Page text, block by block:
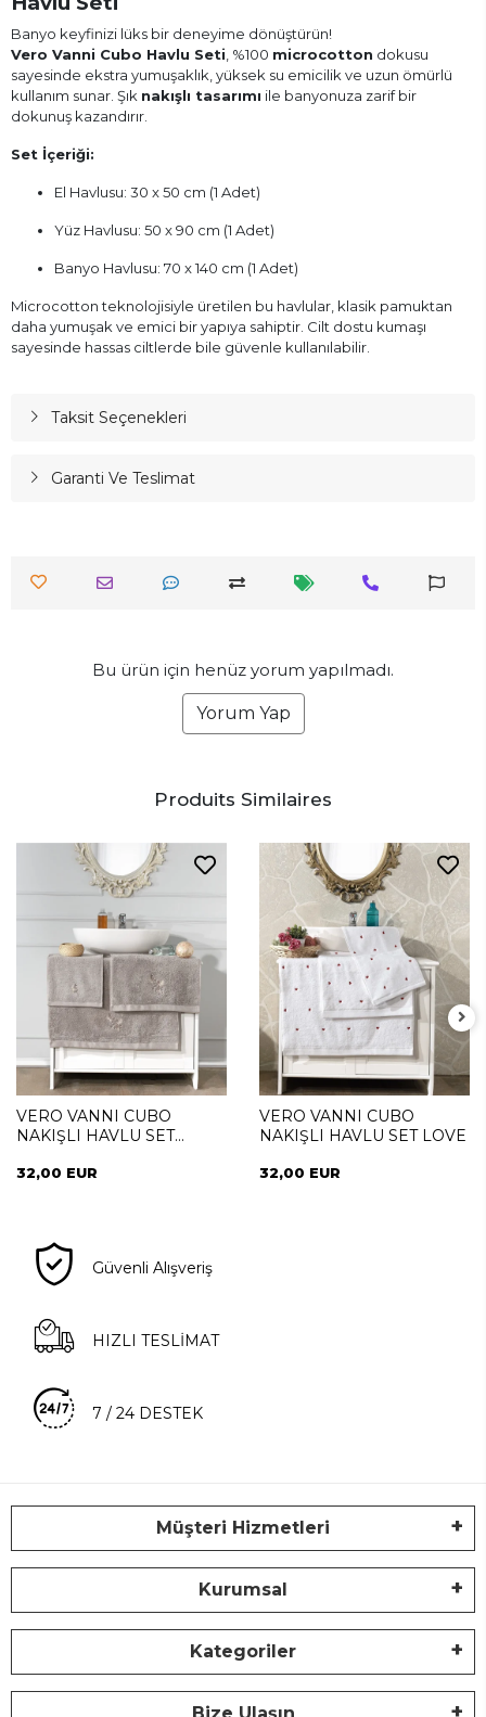
Banyo keyfinizi lüks bir deneyime dönüştürün!
Vero Vanni Cubo Havlu Seti , %100 microcotton dokusu
sayesinde ekstra yumuşaklık, yüksek su emicilik ve uzun ömürlü
kullanım sunar. Şık nakışlı tasarımı ile banyonuza zarif bir
dokunuş kazandırır.
Set İçeriği:
El Havlusu: 30 x 50 cm (1 Adet)
Yüz Havlusu: 50 x 90 cm (1 Adet)
Banyo Havlusu: 70 x 140 cm (1 Adet)
Microcotton teknolojisiyle üretilen bu havlular, klasik pamuktan
daha yumuşak ve emici bir yapıya sahiptir. Cilt dostu kumaşı
sayesinde hassas ciltlerde bile güvenle kullanılabilir.
Taksit Seçenekleri
Garanti Ve Teslimat
Bu ürün için henüz yorum yapılmadı.
Yorum Yap
Produits Similaires
VERO VANNI CUBO
NAKIŞLI HAVLU SET
32,00 EUR
VERO VANNI CUBO
NAKIŞLI HAVLU SET LOVE
32,00 EUR
Güvenli Alışveriş
HIZLI TESLİMAT
7 / 24 DESTEK
Müşteri Hizmetleri
Kurumsal
Kategoriler
Bize Ulaşın